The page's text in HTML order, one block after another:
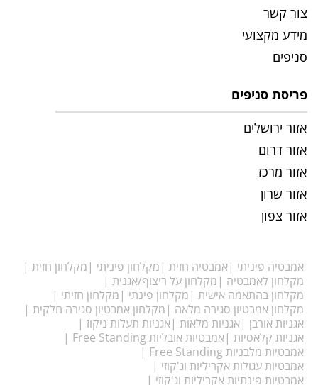
צור קשר
מידע מקצועי
סניפים
פריסת סניפים
אזור ירושלים
אזור דרום
אזור מרכז
אזור שרון
אזור צפון
אמבטיה פיניתי אמבטיה חזית מקלחון פיניתי מקלחון חזית
מקלחון לאמבטיה מקלחון על ריצוף/אגנית
מקלחון בהתאמה אישית מקלחון פינתי מקלחון חזיתי
מקלחון אמבטיון סגירה מלאה מקלחון אמבטיון סגירה חלקית
אגניות אורבן אגניות מלאות אגניות תעלות ניקוז
אגניות קלאסיות אמבטיות אובליות Free Standing
אמבטיות מלבניות Free Standing
אמבטיות עגולות אקריליות וג'קוזי
אמבטיות פינתיות אקריליות וג'קוזי